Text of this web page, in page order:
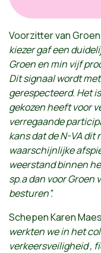
Voorzitter van
kiezer gaf een
Groen en min vijf
Dit signaal wordt
gerespecteerd. Het
gekozen heeft voor
verregaande
kans dat de N-VA
waarschijnlijke
weerstand binnen
sp.a dan voor Groen
besturen”.
Schepen Karen
werkten we in het
verkeersveiligheid ,